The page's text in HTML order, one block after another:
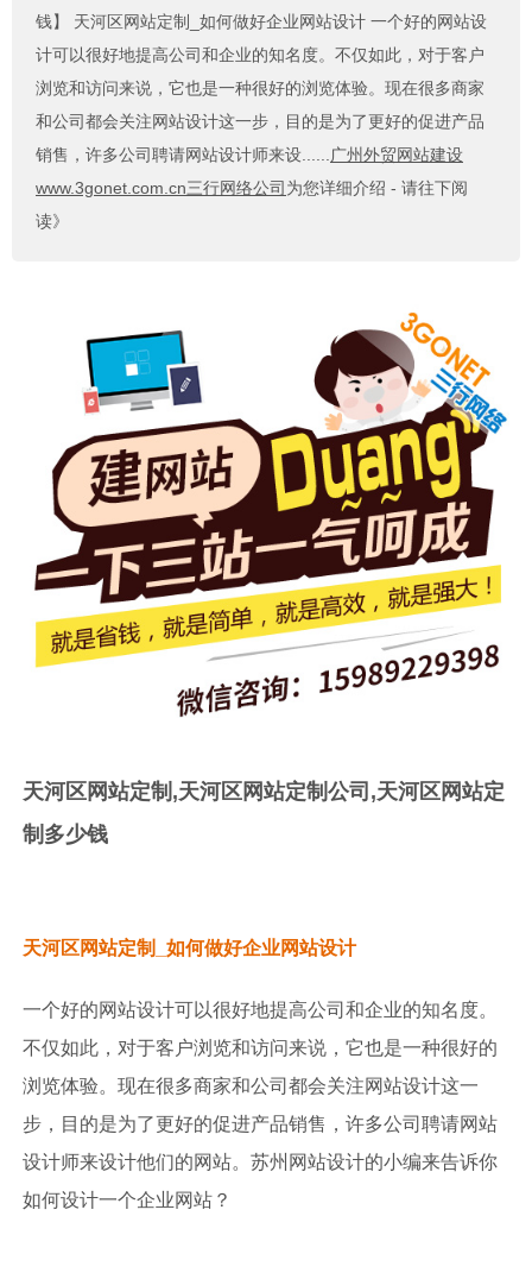
钱】
天河区网站定制_如何做好企业网站设计 一个好的网站设
计可以很好地提高公司和企业的知名度。不仅如此，对于客户
浏览和访问来说，它也是一种很好的浏览体验。现在很多商家
和公司都会关注网站设计这一步，目的是为了更好的促进产品
销售，许多公司聘请网站设计师来设......广州外贸网站建设
www.3gonet.com.cn三行网络公司 为您详细介绍 - 请往下阅
读》
天河区网站定制,天河区网站定制公司,天河区网站定
制多少钱
天河区网站定制_如何做好企业网站设计
一个好的网站设计可以很好地提高公司和企业的知名度。
不仅如此，对于客户浏览和访问来说，它也是一种很好的
浏览体验。现在很多商家和公司都会关注网站设计这一
步，目的是为了更好的促进产品销售，许多公司聘请网站
设计师来设计他们的网站。苏州网站设计的小编来告诉你
如何设计一个企业网站？